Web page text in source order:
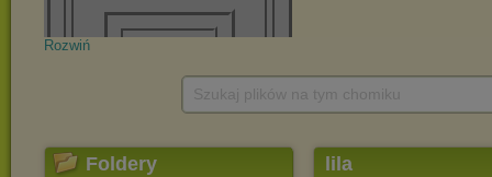
Rozwiń
Foldery lila